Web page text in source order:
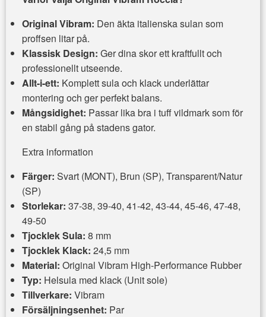
Original Vibram: Den äkta italienska sulan som
proffsen litar på.
Klassisk Design: Ger dina skor ett kraftfullt och
professionellt utseende.
Allt-i-ett: Komplett sula och klack underlättar
montering och ger perfekt balans.
Mångsidighet: Passar lika bra i tuff vildmark som för
en stabil gång på stadens gator.
Extra information
Färger: Svart (MONT), Brun (SP), Transparent/Natur
(SP)
Storlekar: 37-38, 39-40, 41-42, 43-44, 45-46, 47-48,
49-50
Tjocklek Sula: 8 mm
Tjocklek Klack: 24,5 mm
Material: Original Vibram High-Performance Rubber
Typ: Helsula med klack (Unit sole)
Tillverkare: Vibram
Försäljningsenhet: Par